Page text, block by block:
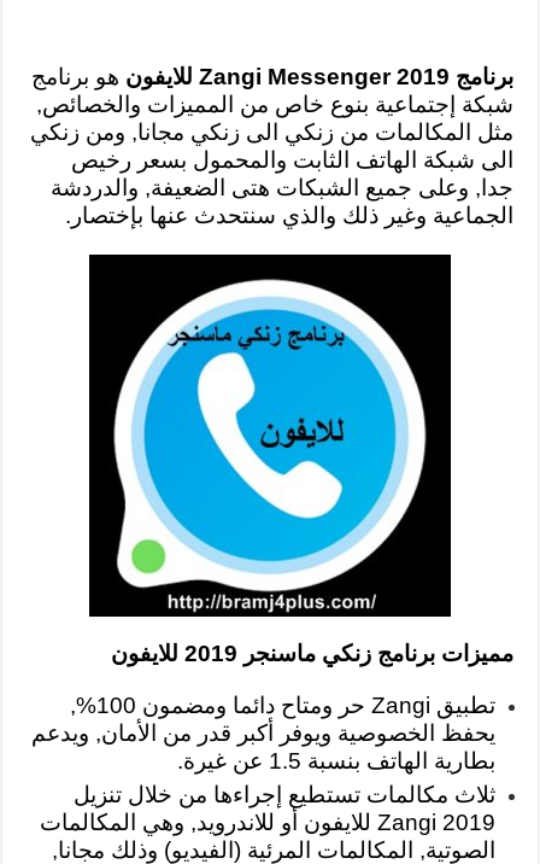
برنامج Zangi Messenger 2019 للايفون
هو برنامج
شبكة إجتماعية بنوع خاص من المميزات والخصائص,
مثل المكالمات من زنكي الى زنكي مجانا, ومن زنكي
الى شبكة الهاتف الثابت والمحمول بسعر رخيص
جدا, وعلى جميع الشبكات هتى الضعيفة, والدردشة
الجماعية وغير ذلك والذي سنتحدث عنها بإختصار.
مميزات برنامج زنكي ماسنجر 2019 للايفون
تطبيق Zangi حر ومتاح دائما ومضمون 100%,
يحفظ الخصوصية ويوفر أكبر قدر من الأمان, ويدعم
بطارية الهاتف بنسبة 1.5 عن غيرة.
ثلاث مكالمات تستطيع إجراءها من خلال تنزيل
Zangi 2019 للايفون أو للاندرويد, وهي المكالمات
الصوتية, المكالمات المرئية (الفيديو) وذلك مجانا,